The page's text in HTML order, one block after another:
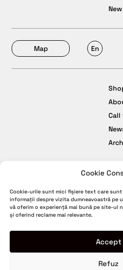
Cookie
Cookie-urile sunt mici fișiere text care
informații despre vizita dumneavoastră pe
vă oferim o experiență mai bună pe site-
și oferind reclame mai relevante.
Accept
Refuz
Map En
instagram
youtube